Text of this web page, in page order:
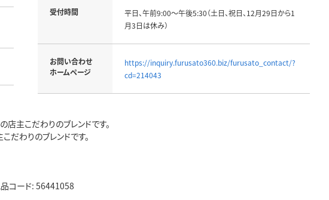
受付時間
平日、午前9:00～午後5:30（土日、祝日、12月29日から1
月3日は休み）
お問い合わせ
ホームページ
https://inquiry.furusato360.biz/furusato_contact/?
cd=214043
主こだわりのブレンドです。
だわりのブレンドです。
コード: 56441058